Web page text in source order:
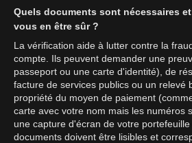
Quels documents sont nécessaires
vous en être sûr ?
La vérification aide à lutter contre la
compte. Ils peuvent demander une
passeport ou une carte d'identité), de
facture de services publics ou un relevé
propriété du moyen de paiement
carte avec votre nom mais les numéros
une capture d'écran de votre
documents doivent être lisibles et